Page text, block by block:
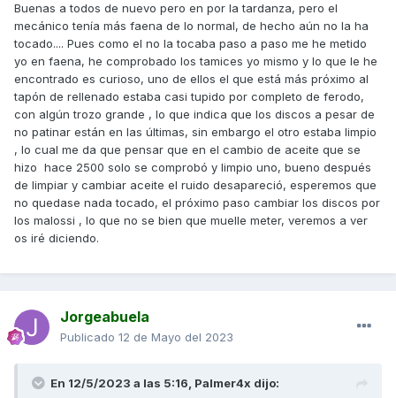
Buenas a todos de nuevo pero en por la tardanza, pero el
mecánico tenía más faena de lo normal, de hecho aún no la ha
tocado.... Pues como el no la tocaba paso a paso me he metido
yo en faena, he comprobado los tamices yo mismo y lo que le he
encontrado es curioso, uno de ellos el que está más próximo al
tapón de rellenado estaba casi tupido por completo de ferodo,
con algún trozo grande , lo que indica que los discos a pesar de
no patinar están en las últimas, sin embargo el otro estaba limpio
, lo cual me da que pensar que en el cambio de aceite que se
hizo hace 2500 solo se comprobó y limpio uno, bueno después
de limpiar y cambiar aceite el ruido desapareció, esperemos que
no quedase nada tocado, el próximo paso cambiar los discos por
los malossi , lo que no se bien que muelle meter, veremos a ver
os iré diciendo.
Jorgeabuela
Publicado 12 de Mayo del 2023
En 12/5/2023 a las 5:16, Palmer4x dijo: